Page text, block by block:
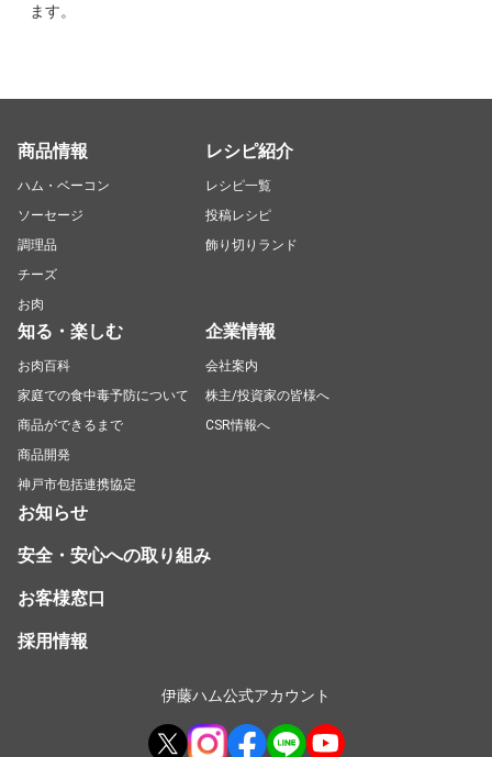
ます。
商品情報
ハム・ベーコン
ソーセージ
調理品
チーズ
お肉
レシピ紹介
レシピ一覧
投稿レシピ
飾り切りランド
知る・楽しむ
お肉百科
家庭での食中毒予防について
商品ができるまで
商品開発
神戸市包括連携協定
企業情報
会社案内
株主/投資家の皆様へ
CSR情報へ
お知らせ
安全・安心への取り組み
お客様窓口
採用情報
伊藤ハム公式アカウント